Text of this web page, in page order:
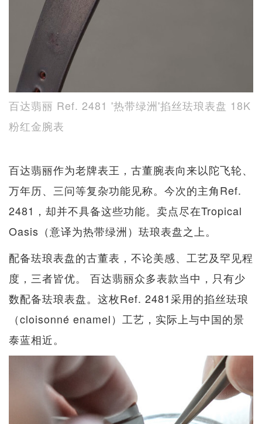
百达翡丽 Ref. 2481 '热带绿洲'掐丝珐琅表盘 18K
粉红金腕表
百达翡丽作为老牌表王，古董腕表向来以陀飞轮、
万年历、三问等复杂功能见称。今次的主角Ref.
2481，却并不具备这些功能。卖点尽在Tropical
Oasis（意译为热带绿洲）珐琅表盘之上。
配备珐琅表盘的古董表，不论美感、工艺及罕见程
度，三者皆优。 百达翡丽众多表款当中，只有少
数配备珐琅表盘。这枚Ref. 2481采用的掐丝珐琅
（cloisonné enamel）工艺，实际上与中国的景
泰蓝相近。